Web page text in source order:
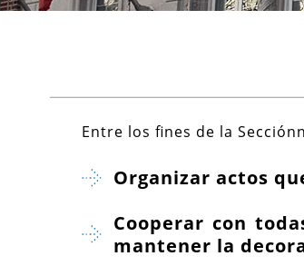
Entre los fines de la
Organizar actos
Cooperar con
mantener la